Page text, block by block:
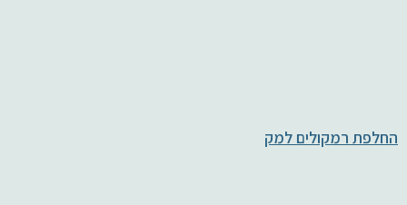
החלפת רמקולים למק